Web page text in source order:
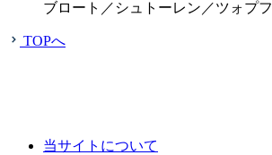
ブロート／シュトーレン／ツォプフ
TOPへ
当サイトについて